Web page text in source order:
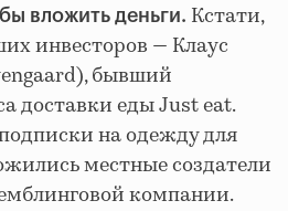
вложить деньги. Кстати,
инвесторов — Клаус
бывший
доставки еды Just eat.
на одежду для
местные создатели
компании.